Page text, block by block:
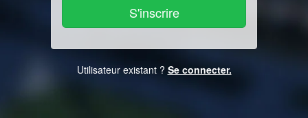
Utilisateur existant ? Se connecter.